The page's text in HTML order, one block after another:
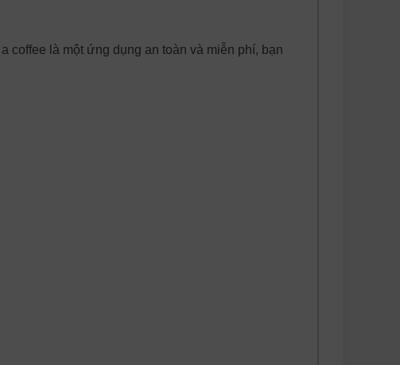
coffee là một ứng dụng an toàn và miễn phí, bạn